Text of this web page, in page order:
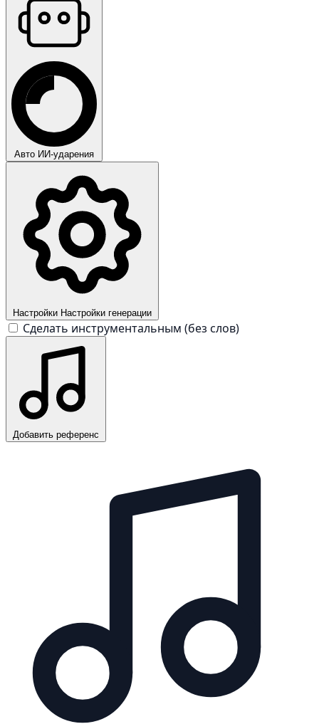
Авто ИИ-ударения
Настройки Настройки генерации
Сделать инструментальным (без слов)
Добавить референс